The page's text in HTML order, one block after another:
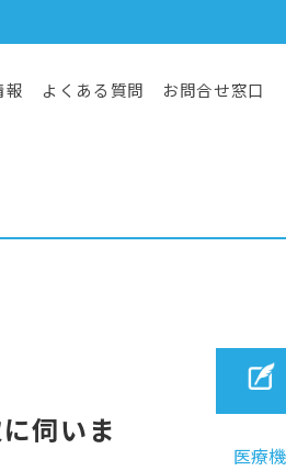
報 よくある質問 お問合せ窓口
医療
伺いま